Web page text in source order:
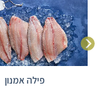
פילה אמנון